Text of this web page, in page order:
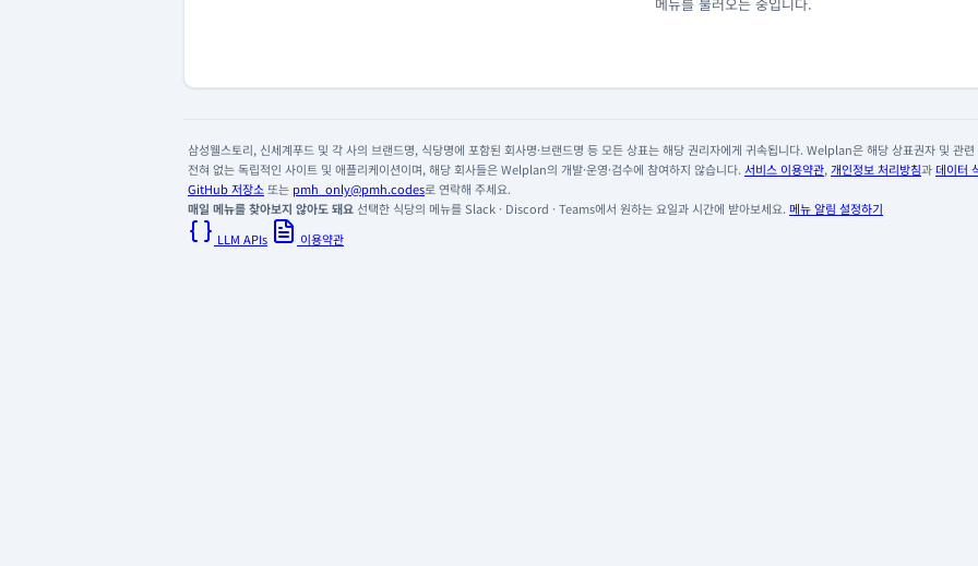
삼성웰스토리, 신세계푸드 및 각 사의 브랜드명, 식당명에 포함된 회사명·브랜드명 등 모든 상표는 해당 권리자에게 귀속됩니다. Welplan은 해당 상표권자 및 관
전혀 없는 독립적인 사이트 및 애플리케이션이며, 해당 회사들은 Welplan의 개발·운영·검수에 참여하지 않습니다. 서비스 이용약관, 개인정보 처리방침과데이터
GitHub 저장소 또는 pmh_only@pmh.codes로 연락해 주세요.
매일 메뉴를 찾아보지 않아도 돼요선택한 식당의 메뉴를 Slack · Discord · Teams에서 원하는 요일과 시간에 받아보세요. 메뉴 알림 설정하기
LLM APIs
이용약관